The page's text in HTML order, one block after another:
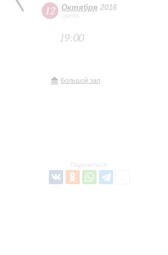
12 Октября 2016
среда
19:00
Большой зал
Поделиться: